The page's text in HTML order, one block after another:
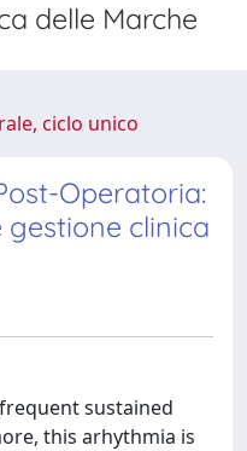
delle Marche
ciclo unico
Operatoria:
clinica
sustained
this arhythmia is